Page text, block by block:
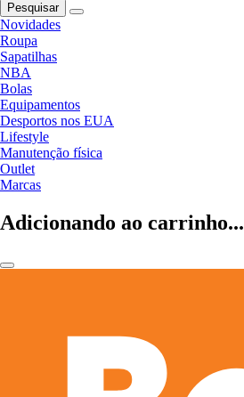
Pesquisar
Novidades
Roupa
Sapatilhas
NBA
Bolas
Equipamentos
Desportos nos EUA
Lifestyle
Manutenção física
Outlet
Marcas
Adicionando ao carrinho...